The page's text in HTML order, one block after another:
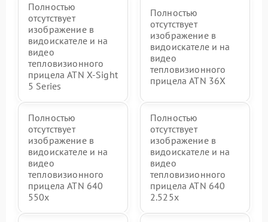
Полностью
отсутствует
изображение в
видоискателе и на
видео
тепловизионного
прицела ATN X‑Sight
5 Series
Полностью
отсутствует
изображение в
видоискателе и на
видео
тепловизионного
прицела ATN 36X
Полностью
отсутствует
изображение в
видоискателе и на
видео
тепловизионного
прицела ATN 640
550x
Полностью
отсутствует
изображение в
видоискателе и на
видео
тепловизионного
прицела ATN 640
2.525x